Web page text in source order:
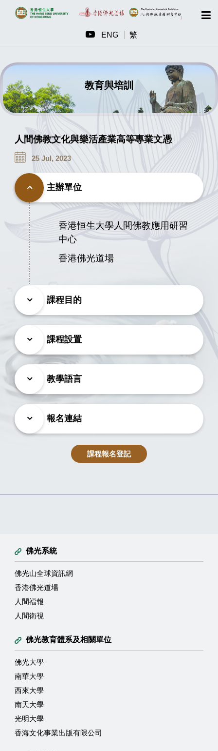
ENG 繁
教育與培訓
人間佛教文化與樂活產業高等專業文憑
25 Jul, 2023
主辦單位
香港恒生大學人間佛教應用研習
中心
香港佛光道場
課程目的
課程設置
教學語言
報名連結
課程報名登記
佛光系統
佛光山全球資訊網
香港佛光道場
人間福報
人間衛視
佛光教育體系及相關單位
佛光大學
南華大學
西來大學
南天大學
光明大學
香海文化事業出版有限公司